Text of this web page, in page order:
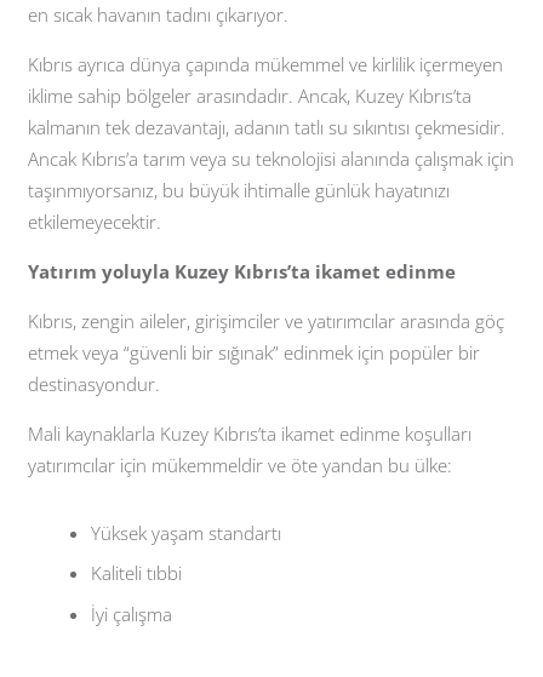
en sıcak havanın tadını çıkarıyor.
Kıbrıs ayrıca dünya çapında mükemmel ve kirlilik içermeyen
iklime sahip bölgeler arasındadır. Ancak, Kuzey Kıbrıs’ta
kalmanın tek dezavantajı, adanın tatlı su sıkıntısı çekmesidir.
Ancak Kıbrıs’a tarım veya su teknolojisi alanında çalışmak için
taşınmıyorsanız, bu büyük ihtimalle günlük hayatınızı
etkilemeyecektir.
Yatırım yoluyla Kuzey Kıbrıs’ta ikamet edinme
Kıbrıs, zengin aileler, girişimciler ve yatırımcılar arasında göç
etmek veya “güvenli bir sığınak” edinmek için popüler bir
destinasyondur.
Mali kaynaklarla Kuzey Kıbrıs’ta ikamet edinme koşulları
yatırımcılar için mükemmeldir ve öte yandan bu ülke:
Yüksek yaşam standartı
Kaliteli tıbbi
İyi çalışma